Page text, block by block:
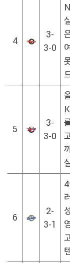
4
3-
3-0
5
3-
3-0
6
2-
3-1